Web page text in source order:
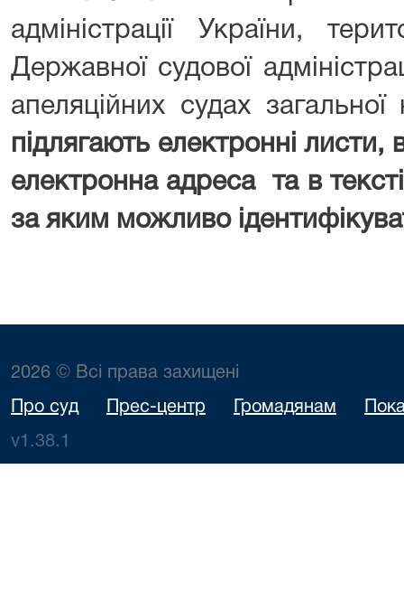
адміністрації України,
Державної судової
апеляційних судах
підлягають електронні листи,
електронна адреса та в
за яким можливо
2026 © Всі права захищені
Про суд Прес-центр Громадянам
v1.38.1